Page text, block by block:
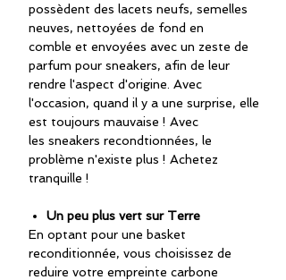
possèdent des lacets neufs, semelles
neuves, nettoyées de fond en
comble et envoyées avec un zeste de
parfum pour sneakers, afin de leur
rendre l'aspect d'origine. Avec
l'occasion, quand il y a une surprise, elle
est toujours mauvaise ! Avec
les sneakers recondtionnées, le
problème n'existe plus ! Achetez
tranquille !
Un peu plus vert sur Terre
En optant pour une basket
reconditionnée, vous choisissez de
reduire votre empreinte carbone